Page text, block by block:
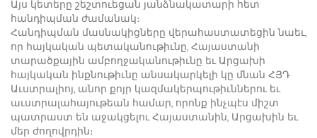
Այս կետերը շեշտուեցան յանձնակատարի հետ
հանդիպման ժամանակ։
Հանդիպման մասնակիցները վերահաստատեցին նաեւ,
որ հայկական պետականութիւնը, Հայաստանի
տարածքային ամբողջականութիւնը եւ Արցախի
հայկական ինքնութիւնը անսակարկելի կը մնան ՀՅԴ
Աւստրալիոյ, անոր քոյր կազմակերպութիւններու եւ
աւստրալահայութեան համար, որոնք ինչպէս միշտ
պատրաստ են աջակցելու Հայաստանին, Արցախին եւ
մեր ժողովրդին։